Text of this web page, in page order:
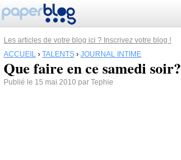
Les articles de votre blog ici ? Inscrivez votre blog !
ACCUEIL › TALENTS › JOURNAL INTIME
Que faire en ce samedi soir?
Publié le 15 mai 2010 par Tephie